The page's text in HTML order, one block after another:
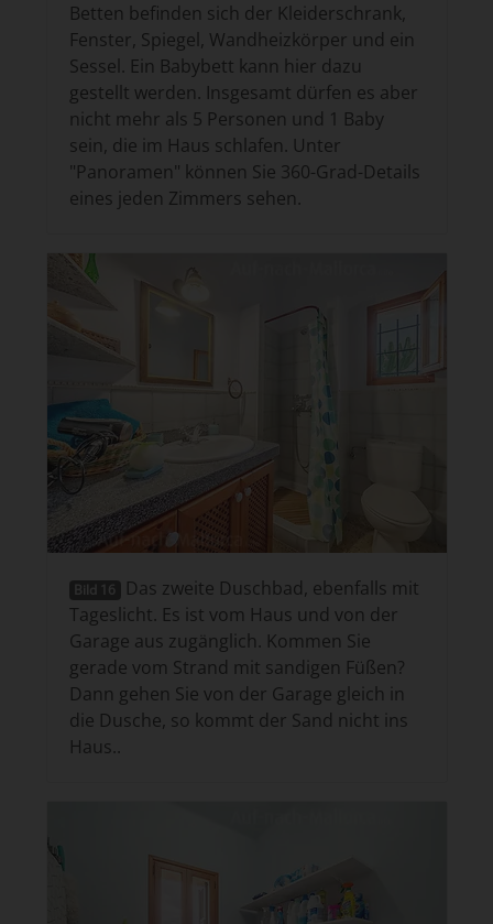
Betten befinden sich der Kleiderschrank,
Fenster, Spiegel, Wandheizkörper und ein
Sessel. Ein Babybett kann hier dazu
gestellt werden. Insgesamt dürfen es aber
nicht mehr als 5 Personen und 1 Baby
sein, die im Haus schlafen. Unter
"Panoramen" können Sie 360-Grad-Details
eines jeden Zimmers sehen.
Bild 16
Das zweite Duschbad, ebenfalls mit
Tageslicht. Es ist vom Haus und von der
Garage aus zugänglich. Kommen Sie
gerade vom Strand mit sandigen Füßen?
Dann gehen Sie von der Garage gleich in
die Dusche, so kommt der Sand nicht ins
Haus..